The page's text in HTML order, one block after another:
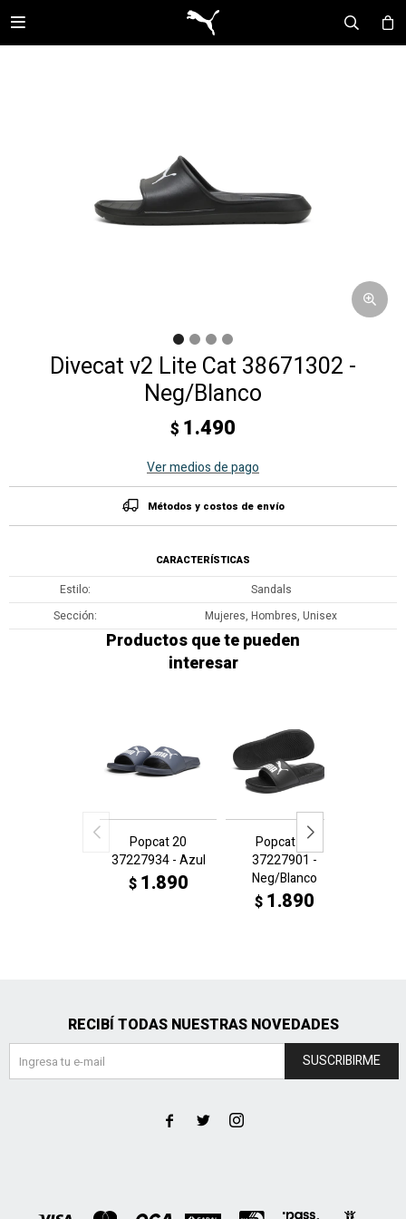

Divecat v2 Lite Cat 38671302 -
Neg/Blanco
$ 1.490
Ver medios de pago
Métodos y costos de envío
CARACTERÍSTICAS
Estilo
Sandals
Sección
Mujeres, Hombres, Unisex
Productos que te pueden
interesar
Popcat 20
37227934 - Azul
$ 1.890
Popcat 20
37227901 -
Neg/Blanco
$ 1.890
RECIBÍ TODAS NUESTRAS NOVEDADES
SUSCRIBIRME
  